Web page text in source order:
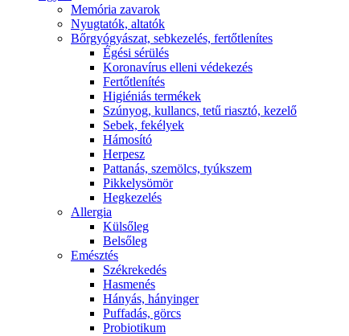
Memória zavarok
Nyugtatók, altatók
Bőrgyógyászat, sebkezelés, fertőtlenítes
É́gési sérülés
Koronavírus elleni védekezés
Fertőtlenítés
Higiéniás termékek
Szúnyog, kullancs, tetű riasztó, kezelő
Sebek, fekélyek
Hámosító
Herpesz
Pattanás, szemölcs, tyúkszem
Pikkelysömör
Hegkezelés
Allergia
Külsőleg
Belsőleg
Emésztés
Székrekedés
Hasmenés
Hányás, hányinger
Puffadás, görcs
Probiotikum